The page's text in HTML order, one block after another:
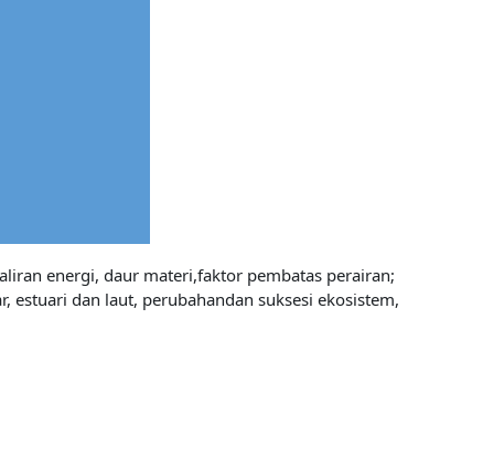
energi, daur materi,faktor pembatas perairan;
dan laut, perubahandan suksesi ekosistem,